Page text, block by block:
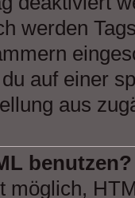
werden
auf einer
aus
benutzen?
möglich,